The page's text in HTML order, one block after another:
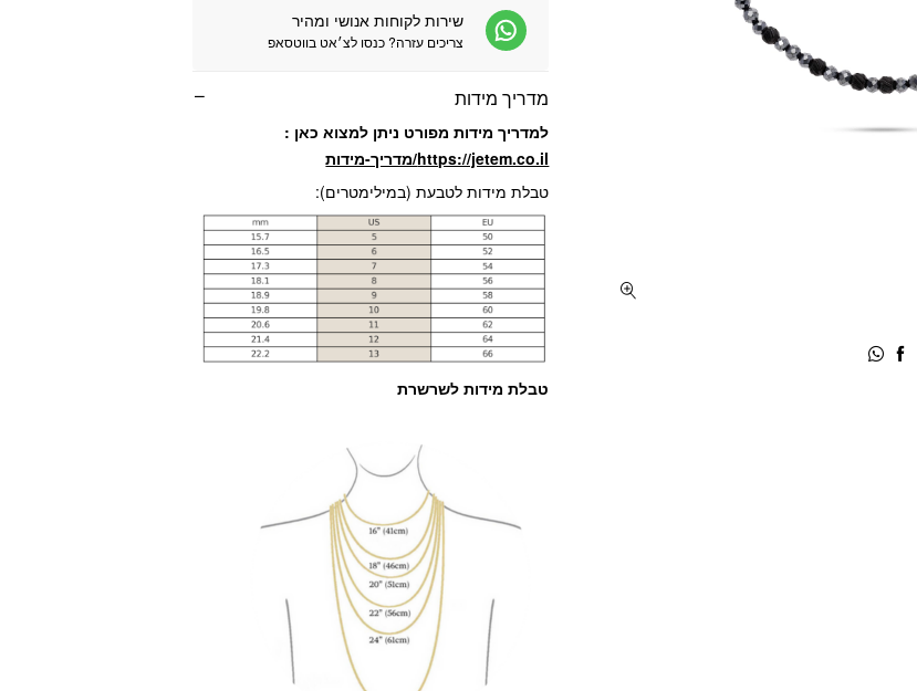
שירות לקוחות אנושי ומהיר
צריכים עזרה? כנסו לצ׳אט בווטסאפ
מדריך מידות
למדריך מידות מפורט ניתן למצוא כאן :
https://jetem.co.il/מדריך-מידות
טבלת מידות לטבעת (במילימטרים):
טבלת מידות לשרשרת